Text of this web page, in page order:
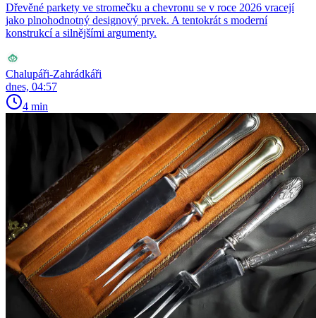
Dřevěné parkety ve stromečku a chevronu se v roce 2026 vracejí
jako plnohodnotný designový prvek. A tentokrát s moderní
konstrukcí a silnějšími argumenty.
Chalupáři-Zahrádkáři
dnes, 04:57
4 min